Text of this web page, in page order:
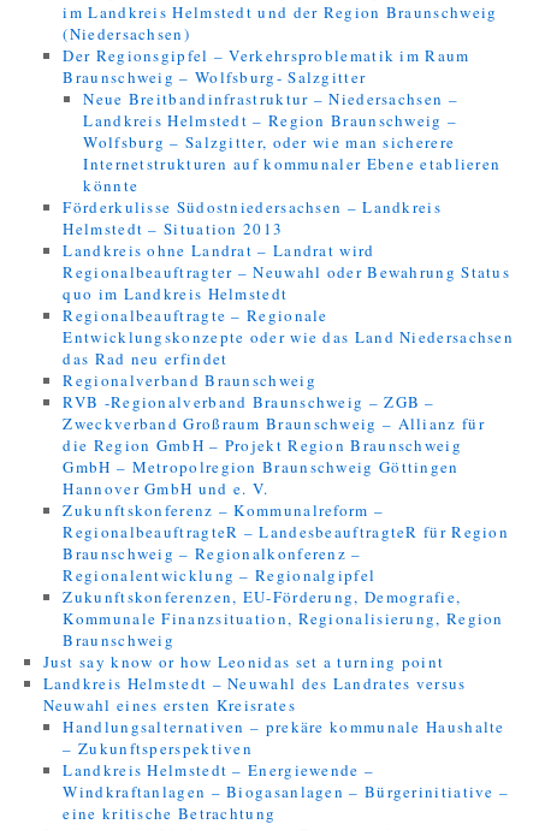
im Landkreis Helmstedt und der Region Braunschweig
(Niedersachsen)
Der Regionsgipfel – Verkehrsproblematik im Raum
Braunschweig – Wolfsburg- Salzgitter
Neue Breitbandinfrastruktur – Niedersachsen –
Landkreis Helmstedt – Region Braunschweig –
Wolfsburg – Salzgitter, oder wie man sicherere
Internetstrukturen auf kommunaler Ebene etablieren
könnte
Förderkulisse Südostniedersachsen – Landkreis
Helmstedt – Situation 2013
Landkreis ohne Landrat – Landrat wird
Regionalbeauftragter – Neuwahl oder Bewahrung Status
quo im Landkreis Helmstedt
Regionalbeauftragte – Regionale
Entwicklungskonzepte oder wie das Land Niedersachsen
das Rad neu erfindet
Regionalverband Braunschweig
RVB -Regionalverband Braunschweig – ZGB –
Zweckverband Großraum Braunschweig – Allianz für
die Region GmbH – Projekt Region Braunschweig
GmbH – Metropolregion Braunschweig Göttingen
Hannover GmbH und e. V.
Zukunftskonferenz – Kommunalreform –
RegionalbeauftragteR – LandesbeauftragteR für Region
Braunschweig – Regionalkonferenz –
Regionalentwicklung – Regionalgipfel
Zukunftskonferenzen, EU-Förderung, Demografie,
Kommunale Finanzsituation, Regionalisierung, Region
Braunschweig
Just say know or how Leonidas set a turning point
Landkreis Helmstedt – Neuwahl des Landrates versus
Neuwahl eines ersten Kreisrates
Handlungsalternativen – prekäre kommunale Haushalte
– Zukunftsperspektiven
Landkreis Helmstedt – Energiewende –
Windkraftanlagen – Biogasanlagen – Bürgerinitiative –
eine kritische Betrachtung